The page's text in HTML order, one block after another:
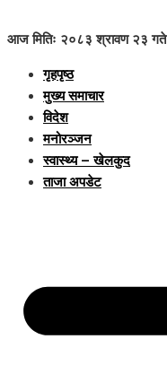
आज मितिः २०८३ श्रावण २३ गते
गृहपृष्ठ
मुख्य समाचार
विदेश
मनोरञ्जन
स्वास्थ्य – खेलकुद
ताजा अपडेट